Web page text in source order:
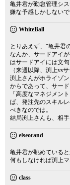
亀井君が勤怠管理シ
嫌な予感しかしない
WhiteBall
とりあえず、"亀井君
なんか、サードアイ
はサードアイには文
（来週以降、渕上vs
渕上さんがホライゾ
からであって、サー
「高度なマネジメン
ば、発注先のスキル
べきなのでは。
結局渕上さんも、相
elseorand
亀井君が眺めている
何もしなければ渕上
class